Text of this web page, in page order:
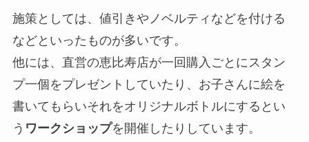
施策としては、値引きやノベルティなどを付ける
などといったものが多いです。
他には、直営の恵比寿店が一回購入ごとにスタン
プ一個をプレゼントしていたり、お子さんに絵を
書いてもらいそれをオリジナルボトルにするとい
う ワークショップを開催したりしています。